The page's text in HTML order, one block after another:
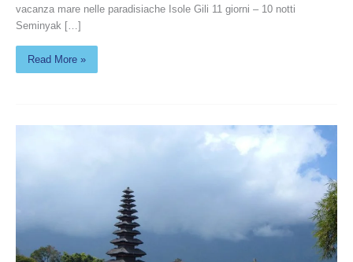
vacanza mare nelle paradisiache Isole Gili 11 giorni – 10 notti
Seminyak […]
Read More »